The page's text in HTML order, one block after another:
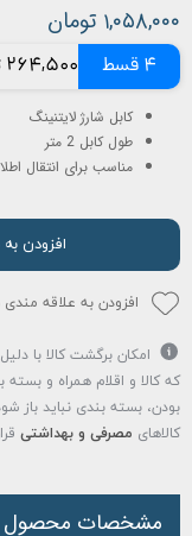
۱,۰۵۸,۰۰۰ تومان
4 قسط 264,500 تومانی
کابل شارژ لایتنینگ
طول کابل 2 متر
مناسب برای انتقال
افزودن
افزودن به علاقه مندی
امکان برگشت کالا با دلیل
که کالا و اقلام همراه و
بودن، بسته بندی نباید باز
کالاهای مصرفی و بهداشتی
مشخصات محصول